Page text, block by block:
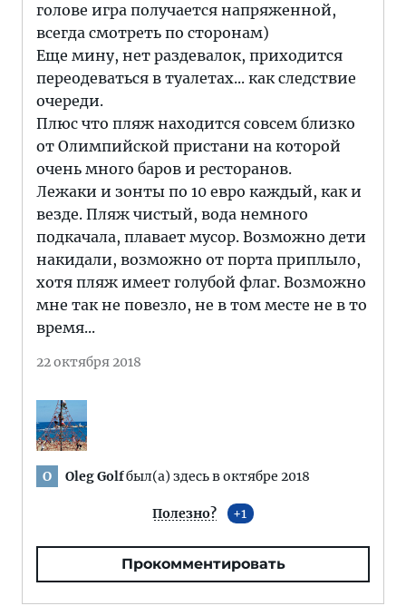
голове игра получается напряженной,
всегда смотреть по сторонам)
Еще мину, нет раздевалок, приходится
переодеваться в туалетах... как следствие
очереди.
Плюс что пляж находится совсем близко
от Олимпийской пристани на которой
очень много баров и ресторанов.
Лежаки и зонты по 10 евро каждый, как и
везде. Пляж чистый, вода немного
подкачала, плавает мусор. Возможно дети
накидали, возможно от порта приплыло,
хотя пляж имеет голубой флаг. Возможно
мне так не повезло, не в том месте не в то
время...
22 октября 2018
O Oleg Golfбыл(а) здесь в октябре 2018
Полезно? 1
Прокомментировать